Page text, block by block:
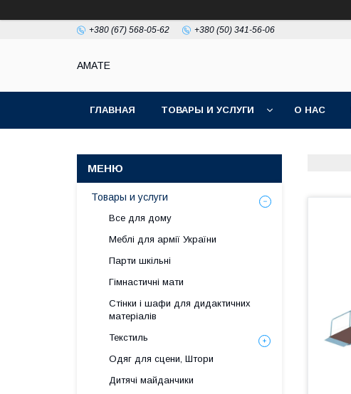
+380 (67) 568-05-62 +380 (50) 341-56-06
AMATE
ГЛАВНАЯ ТОВАРЫ И УСЛУГИ О НАС
Товары и услуги
Все для дому
Меблі для армії України
Парти шкільні
Гімнастичні мати
Стінки і шафи для дидактичних
матеріалів
Текстиль
Одяг для сцени, Штори
Дитячі майданчики